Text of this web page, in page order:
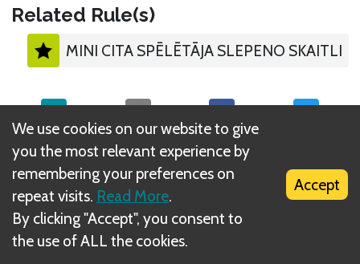
Related Rule(s)
MINI CITA SPĒLĒTĀJA SLEPENO SKAITLI
What is DIZED Rules?
We use cookies on our website to give
you the most relevant experience by
remembering your preferences on
repeat visits. Read More.
By clicking "Accept", you consent to
the use of ALL the cookies.
Accept